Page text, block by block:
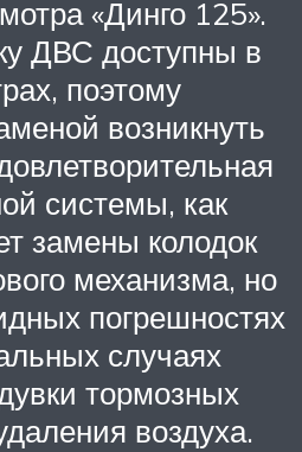
«Динго 125».
ДВС доступны в
поэтому
возникнуть
системы, как
замены колодок
механизма, но
погрешностях
случаях
тормозных
воздуха.